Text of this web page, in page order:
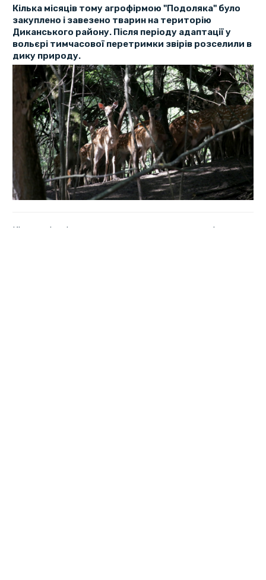
Кілька місяців тому агрофірмою "Подоляка" було
закуплено і завезено тварин на територію
Диканського району. Після періоду адаптації у
вольєрі тимчасової перетримки звірів розселили в
дику природу.
Кілька місяців тому господарство закупило і завезло